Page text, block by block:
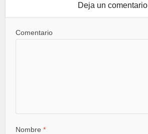
Deja un comentario
Comentario
Nombre*